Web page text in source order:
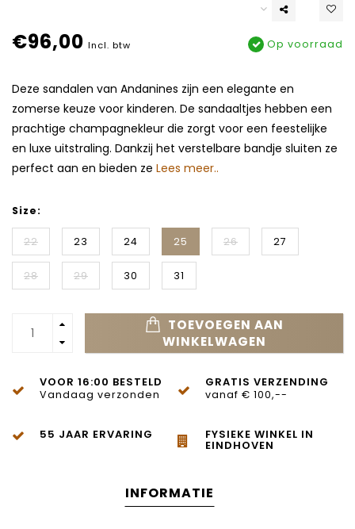
€96,00 Incl. btw Op voorraad
Deze sandalen van Andanines zijn een elegante en
zomerse keuze voor kinderen. De sandaaltjes hebben een
prachtige champagnekleur die zorgt voor een feestelijke
en luxe uitstraling. Dankzij het verstelbare bandje sluiten ze
perfect aan en bieden ze Lees meer..
Size:
22 23 24 25 26 27
28 29 30 31
TOEVOEGEN AAN
WINKELWAGEN
VOOR 16:00 BESTELD
Vandaag verzonden
GRATIS VERZENDING
vanaf € 100,--
55 JAAR ERVARING FYSIEKE WINKEL IN
EINDHOVEN
INFORMATIE